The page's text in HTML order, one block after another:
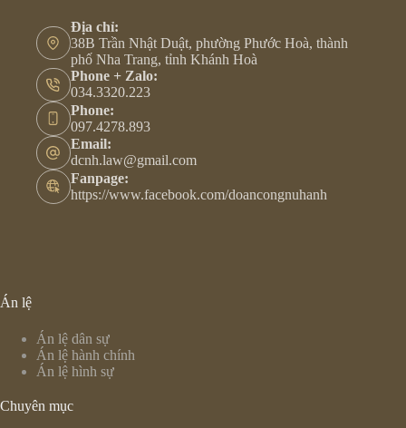
Địa chỉ:
38B Trần Nhật Duật, phường Phước Hoà, thành
phố Nha Trang, tỉnh Khánh Hoà
Phone + Zalo:
034.3320.223
Phone:
097.4278.893
Email:
dcnh.law@gmail.com
Fanpage:
https://www.facebook.com/doancongnuhanh
Án lệ
Án lệ dân sự
Án lệ hành chính
Án lệ hình sự
Chuyên mục